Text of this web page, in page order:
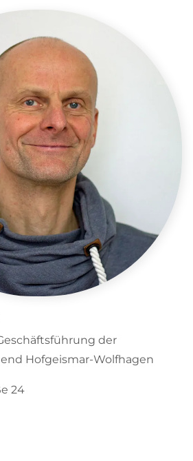
der
Hofgeismar-Wolfhagen
24